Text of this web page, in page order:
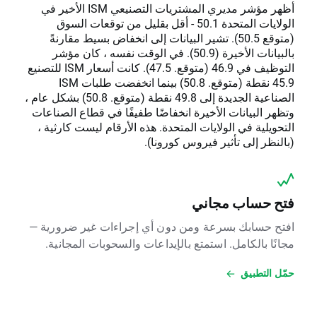
أظهر مؤشر مديري المشتريات التصنيعي ISM الأخير في
الولايات المتحدة 50.1 - أقل بقليل من توقعات السوق
(متوقع 50.5). تشير البيانات إلى انخفاض بسيط مقارنةً
بالبيانات الأخيرة (50.9). في الوقت نفسه ، كان مؤشر
التوظيف في 46.9 (متوقع. 47.5). كانت أسعار ISM للتصنيع
45.9 نقطة (متوقع. 50.8) بينما انخفضت طلبات ISM
الصناعية الجديدة إلى 49.8 نقطة (متوقع. 50.8) بشكل عام ،
وتظهر البيانات الأخيرة انخفاضًا طفيفًا في قطاع الصناعات
التحويلية في الولايات المتحدة. هذه الأرقام ليست كارثية ،
(بالنظر إلى تأثير فيروس كورونا).
فتح حساب مجاني
افتح حسابك بسرعة ومن دون أي إجراءات غير ضرورية —
مجانًا بالكامل. استمتع بالإيداعات والسحوبات المجانية.
حمّل التطبيق